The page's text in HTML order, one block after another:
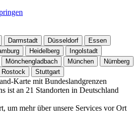
Darmstadt Düsseldorf
Essen
Heidelberg
Ingolstadt
Mönchengladbach München
Nürnberg
Rostock Stuttgart
ist an 21 Standorten in Deutschland
um mehr über unsere Services vor Ort